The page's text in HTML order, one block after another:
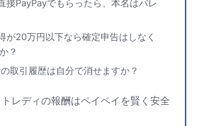
接PayPayでもらったら、本名はバレ
が20万円以下なら確定申告はしなく
？
取引履歴は自分で消せますか？
レディの報酬はペイペイを賢く安全